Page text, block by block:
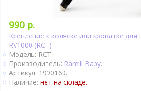
990 р.
Крепление к коляске или кроватке
RV1000 (RCT)
Модель: RCT.
Производитель: Ramili Baby.
Артикул: 1990160.
Наличие:нет на складе.